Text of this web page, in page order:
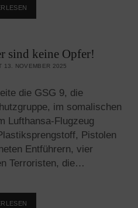
OTHER
LINKE
PROPAGANDA
sind keine Opfer!
13. NOVEMBER 2025
die GSG 9, die
im somalischen
Lufthansa-Flugzeug
Pistolen
Entführern, vier
Terroristen, die…